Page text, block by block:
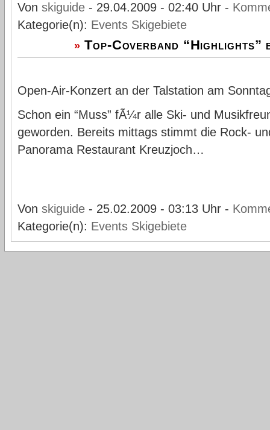
Von skiguide- 29.04.2009 - 02:40 Uhr -
Kategorie(n): Events Skigebiete
»Top-Coverband
Open-Air-Konzert an der Talstation am
Schon ein “Muss” fÃ¼r alle Ski- und
geworden. Bereits mittags stimmt die Rock-
Panorama Restaurant Kreuzjoch…
Von skiguide- 25.02.2009 - 03:13 Uhr -
Kategorie(n): Events Skigebiete